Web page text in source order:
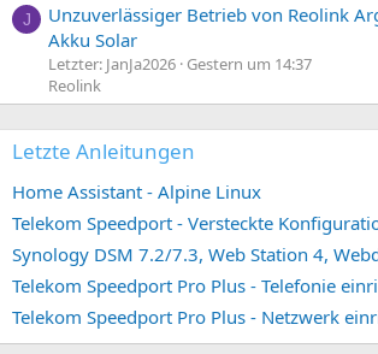
J
Unzuverlässiger Betrieb von Reolink
Akku Solar
Letzter: JanJa2026 Gestern um 14:37
Reolink
Letzte Anleitungen
Home Assistant - Alpine Linux
Telekom Speedport - Versteckte
Telekom Speedport Pro Plus - Telefonie
Telekom Speedport Pro Plus - Netzwerk